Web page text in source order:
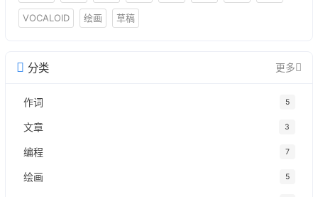
VOCALOID 绘画 草稿
分类 更多
作词 5
文章 3
编程 7
绘画 5